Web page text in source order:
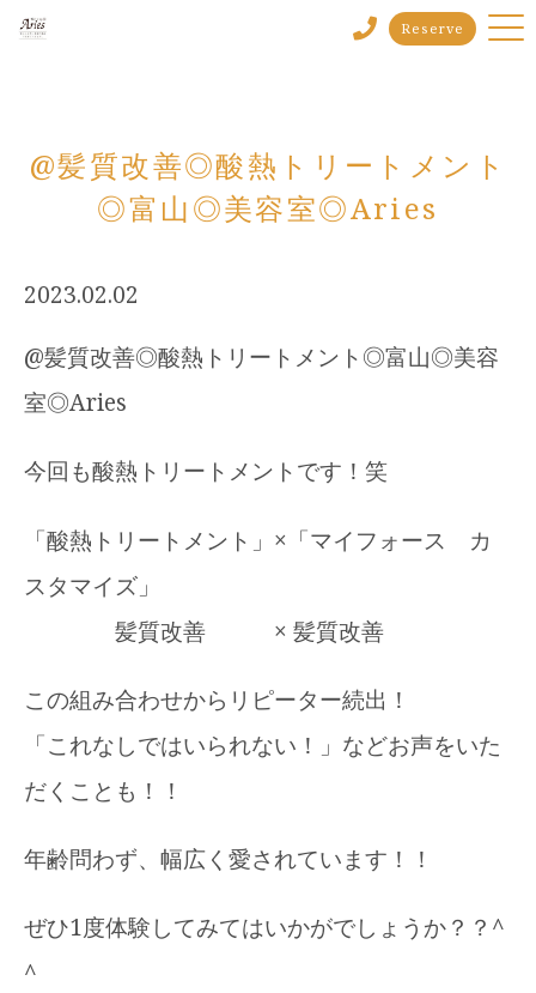
Reserve
@髪質改善◎酸熱トリートメント
◎富山◎美容室◎Aries
2023.02.02
@髪質改善◎酸熱トリートメント◎富山◎美容
室◎Aries
今回も酸熱トリートメントです！笑
「酸熱トリートメント」×「マイフォース カ
スタマイズ」
髪質改善 × 髪質改善
この組み合わせからリピーター続出！
「これなしではいられない！」などお声をいた
だくことも！！
年齢問わず、幅広く愛されています！！
ぜひ1度体験してみてはいかがでしょうか？？^
^